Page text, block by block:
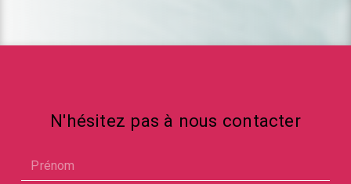
N'hésitez pas à nous contacter